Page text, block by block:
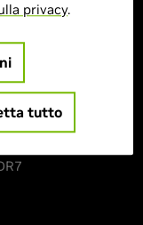
privacy.
tutto